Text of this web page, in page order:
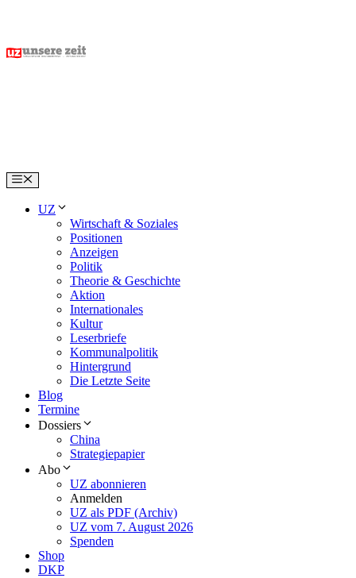
content
Menu
UZ
Wirtschaft & Soziales
Positionen
Anzeigen
Politik
Theorie & Geschichte
Aktion
Internationales
Kultur
Leserbriefe
Kommunalpolitik
Hintergrund
Die Letzte Seite
Blog
Termine
Dossiers
China
Strategiepapier
Abo
UZ abonnieren
Anmelden
UZ als PDF (Archiv)
UZ vom 7. August 2026
Spenden
Shop
DKP